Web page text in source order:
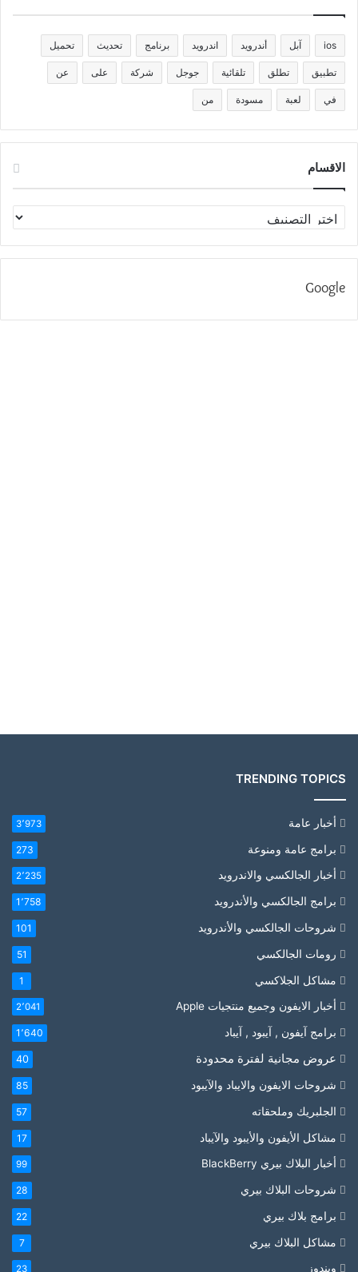
ios آبل أندرويد اندرويد برنامج تحديث تحميل
تطبيق تطلق تلقائية جوجل شركة على عن
في لعبة مسودة من
الاقسام
الاقسام
Google
TRENDING TOPICS
أخبار عامة 3٬973
برامج عامة ومنوعة 273
أخبار الجالكسي والاندرويد 2٬235
برامج الجالكسي والأندرويد 1٬758
شروحات الجالكسي والأندرويد 101
رومات الجالكسي 51
مشاكل الجلاكسي 1
أخبار الايفون وجميع منتجيات Apple 2٬041
برامج آيفون , آيبود , آيباد 1٬640
عروض مجانية لفترة محدودة 40
شروحات الايفون والايباد والآيبود 85
الجلبريك وملحقاته 57
مشاكل الأيفون والأيبود والآيباد 17
أخبار البلاك بيري BlackBerry 99
شروحات البلاك بيري 28
برامج بلاك بيري 22
مشاكل البلاك بيري 7
ويندوز 23